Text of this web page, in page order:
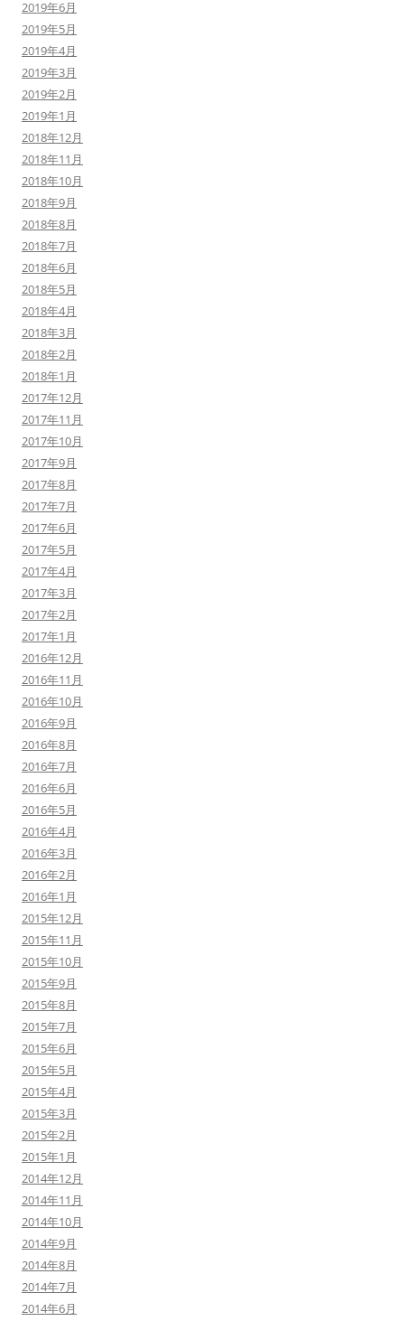
2019年6月
2019年5月
2019年4月
2019年3月
2019年2月
2019年1月
2018年12月
2018年11月
2018年10月
2018年9月
2018年8月
2018年7月
2018年6月
2018年5月
2018年4月
2018年3月
2018年2月
2018年1月
2017年12月
2017年11月
2017年10月
2017年9月
2017年8月
2017年7月
2017年6月
2017年5月
2017年4月
2017年3月
2017年2月
2017年1月
2016年12月
2016年11月
2016年10月
2016年9月
2016年8月
2016年7月
2016年6月
2016年5月
2016年4月
2016年3月
2016年2月
2016年1月
2015年12月
2015年11月
2015年10月
2015年9月
2015年8月
2015年7月
2015年6月
2015年5月
2015年4月
2015年3月
2015年2月
2015年1月
2014年12月
2014年11月
2014年10月
2014年9月
2014年8月
2014年7月
2014年6月